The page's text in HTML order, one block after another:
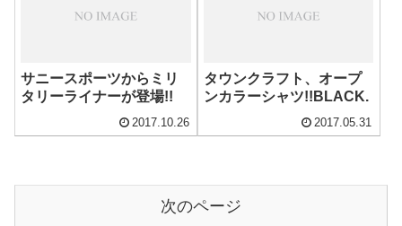
サニースポーツからミリ
タリーライナーが登場!!
2017.10.26
タウンクラフト、オープ
ンカラーシャツ!!BLACK.
2017.05.31
次のページ